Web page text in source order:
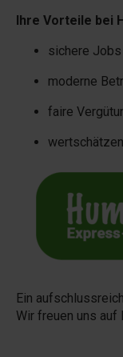
Ihre Vorteile bei
sichere
moderne
faire
Ein
Wir freuen uns auf